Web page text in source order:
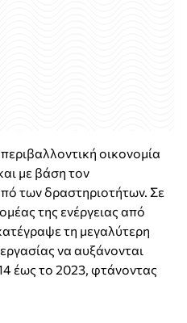
οικονομία
με βάση τον
των δραστηριοτήτων. Σε
της ενέργειας από
τη μεγαλύτερη
να αυξάνονται
έως το 2023, φτάνοντας